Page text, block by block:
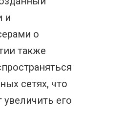
и
о
также
сетях, что
увеличить его